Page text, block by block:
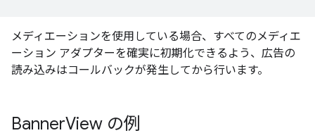
メディエーションを使用している場合、すべてのメディエ
ーション アダプターを確実に初期化できるよう、広告の
読み込みはコールバックが発生してから行います。
BannerView の例